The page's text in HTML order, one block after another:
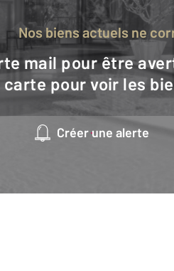
Nos biens actuels ne
carte pour voir les
Créer une alerte